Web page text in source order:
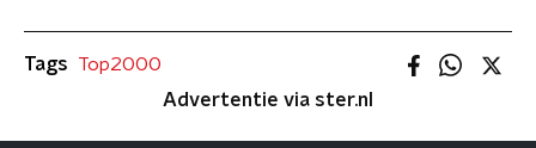
Tags
Top2000
Advertentie via ster.nl